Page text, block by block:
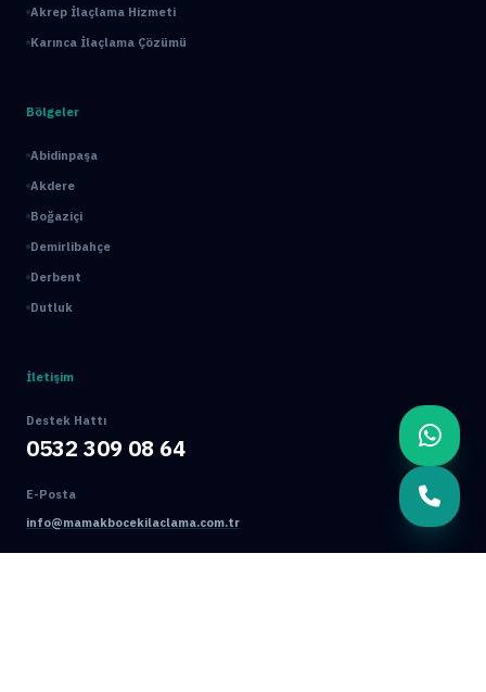
Akrep İlaçlama Hizmeti
Karınca İlaçlama Çözümü
Bölgeler
Abidinpaşa
Akdere
Boğaziçi
Demirlibahçe
Derbent
Dutluk
İletişim
Destek Hattı
0532 309 08 64
E-Posta
info@mamakbocekilaclama.com.tr